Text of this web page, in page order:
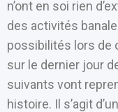
n’ont en soi rien
des activités
possibilités lors de
sur le dernier jour
suivants vont
histoire. Il s’agit